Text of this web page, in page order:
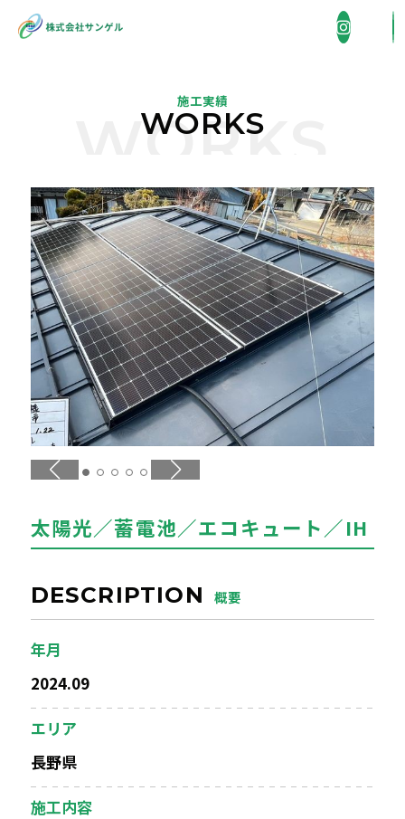
COMPANY
BUSINESS
事業内容
省エネ機器販売・施工
住宅総合リフォーム
外壁洗浄
エアコンクリーニング
WORKS
施工実績
RECRUIT
採用情報
CONTACT
お問い合わせ
お知らせ
施工実績
WORKS
WORKS
太陽光／蓄電池／エコキュート／IH
DESCRIPTION 概要
年月
2024.09
エリア
長野県
施工内容